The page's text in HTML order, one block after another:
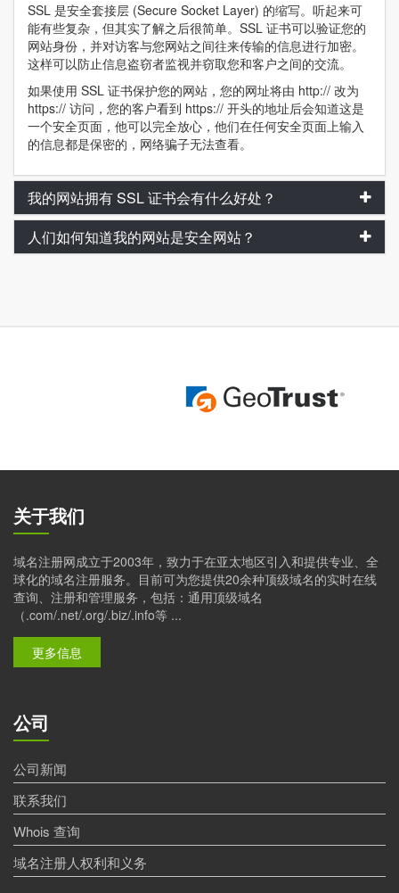
SSL 是安全套接层 (Secure Socket Layer) 的缩写。听起来可
能有些复杂，但其实了解之后很简单。SSL 证书可以验证您的
网站身份，并对访客与您网站之间往来传输的信息进行加密。
这样可以防止信息盗窃者监视并窃取您和客户之间的交流。
如果使用 SSL 证书保护您的网站，您的网址将由 http:// 改为
https:// 访问，您的客户看到 https:// 开头的地址后会知道这是
一个安全页面，他可以完全放心，他们在任何安全页面上输入
的信息都是保密的，网络骗子无法查看。
我的网站拥有 SSL 证书会有什么好处？
人们如何知道我的网站是安全网站？
关于我们
域名注册网成立于2003年，致力于在亚太地区引入和提供专业、全
球化的域名注册服务。目前可为您提供20余种顶级域名的实时在线
查询、注册和管理服务，包括：通用顶级域名
（.com/.net/.org/.biz/.info等 ...
更多信息
公司
公司新闻
联系我们
Whois 查询
域名注册人权利和义务